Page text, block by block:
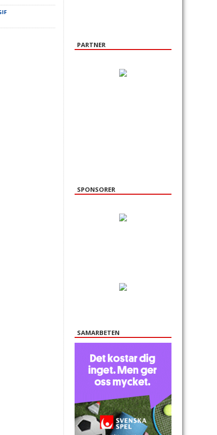
PARTNER
SPONSORER
SAMARBETEN